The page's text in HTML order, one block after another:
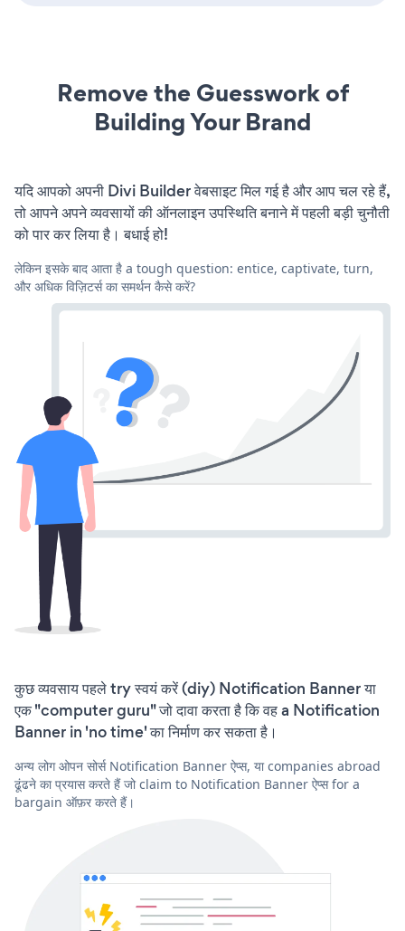
Remove the Guesswork of
Building Your Brand
यदि आपको अपनी Divi Builder वेबसाइट मिल गई है और आप चल रहे हैं,
तो आपने अपने व्यवसायों की ऑनलाइन उपस्थिति बनाने में पहली बड़ी चुनौती
को पार कर लिया है। बधाई हो!
लेकिन इसके बाद आता है a tough question: entice, captivate, turn,
और अधिक विज़िटर्स का समर्थन कैसे करें?
कुछ व्यवसाय पहले try स्वयं करें (diy) Notification Banner या
एक "computer guru" जो दावा करता है कि वह a Notification
Banner in 'no time' का निर्माण कर सकता है।
अन्य लोग ओपन सोर्स Notification Banner ऐप्स, या companies abroad
ढूंढने का प्रयास करते हैं जो claim to Notification Banner ऐप्स for a
bargain ऑफ़र करते हैं।